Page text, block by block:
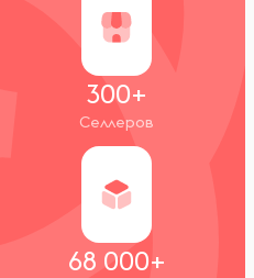
300+
Селлеров
68 000+